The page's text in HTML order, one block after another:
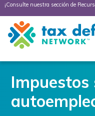
¡Consulte nuestra sección de
Tax
Defense
Network
Impuestos